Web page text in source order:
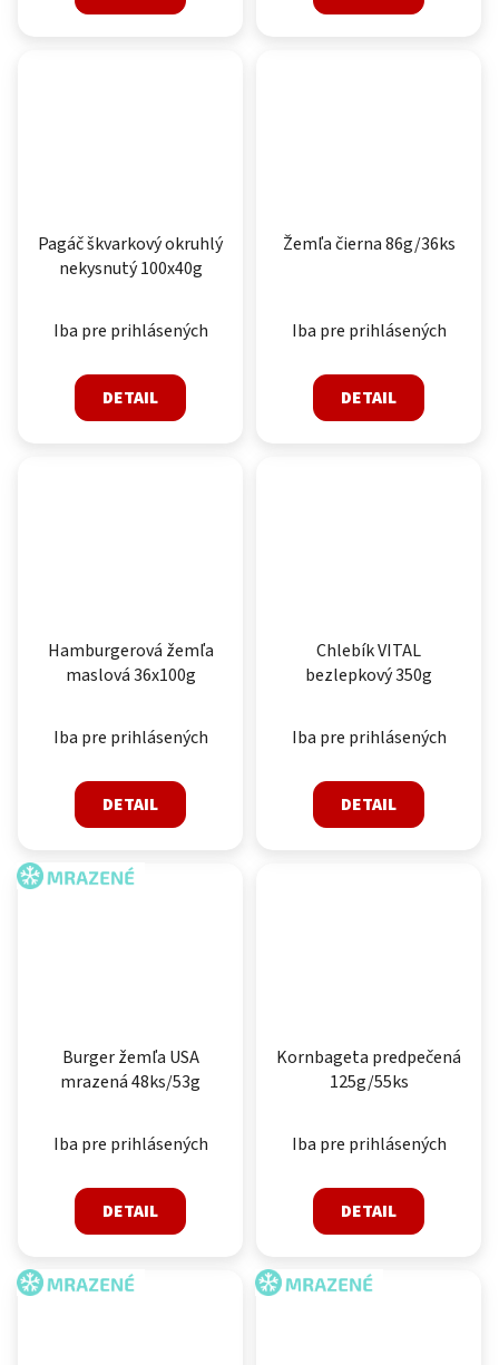
Pagáč škvarkový okruhlý
nekysnutý 100x40g
Iba pre prihlásených
DETAIL
Žemľa čierna 86g/36ks
Iba pre prihlásených
DETAIL
Hamburgerová žemľa
maslová 36x100g
Iba pre prihlásených
DETAIL
Chlebík VITAL
bezlepkový 350g
Iba pre prihlásených
DETAIL
MRAZENÉ
Burger žemľa USA
mrazená 48ks/53g
Iba pre prihlásených
DETAIL
Kornbageta predpečená
125g/55ks
Iba pre prihlásených
DETAIL
MRAZENÉ MRAZENÉ